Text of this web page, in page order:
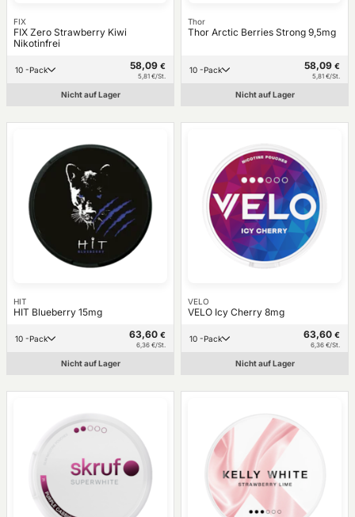
FIX
FIX Zero Strawberry Kiwi
Nikotinfrei
10 -Pack 58,09 €
5,81 €/St.
Nicht auf Lager
Thor
Thor Arctic Berries Strong 9,5mg
10 -Pack 58,09 €
5,81 €/St.
Nicht auf Lager
HIT
HIT Blueberry 15mg
10 -Pack 63,60 €
6,36 €/St.
Nicht auf Lager
VELO
VELO Icy Cherry 8mg
10 -Pack 63,60 €
6,36 €/St.
Nicht auf Lager